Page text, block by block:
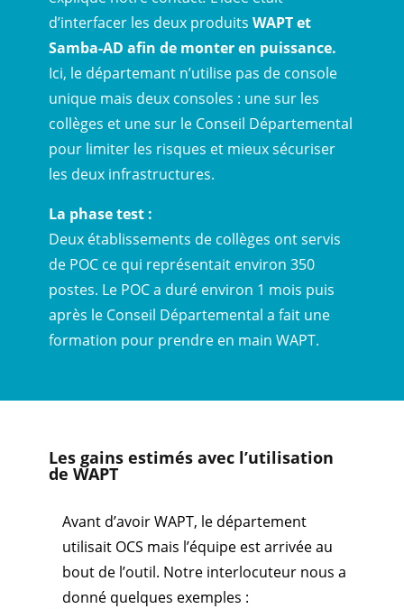
d’interfacer les deux produits WAPT et
Samba-AD afin de monter en puissance.
Ici, le départemant n’utilise pas de console
unique mais deux consoles : une sur les
collèges et une sur le Conseil Départemental
pour limiter les risques et mieux sécuriser
les deux infrastructures.
La phase test :
Deux établissements de collèges ont servis
de POC ce qui représentait environ 350
postes. Le POC a duré environ 1 mois puis
après le Conseil Départemental a fait une
formation pour prendre en main WAPT.
Les gains estimés avec l’utilisation
de WAPT
Avant d’avoir WAPT, le département
utilisait OCS mais l’équipe est arrivée au
bout de l’outil. Notre interlocuteur nous a
donné quelques exemples :